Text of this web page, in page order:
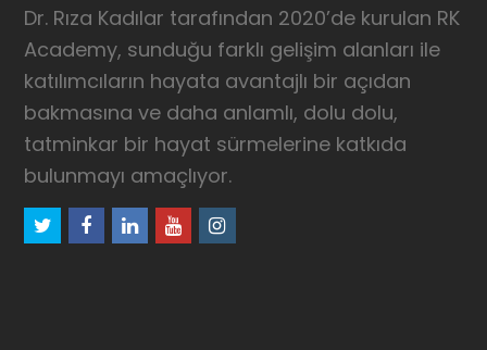
Dr. Rıza Kadılar tarafından 2020’de kurulan RK
Academy, sunduğu farklı gelişim alanları ile
katılımcıların hayata avantajlı bir açıdan
bakmasına ve daha anlamlı, dolu dolu,
tatminkar bir hayat sürmelerine katkıda
bulunmayı amaçlıyor.
twitterfacebook
linkedinyoutubeinstagram